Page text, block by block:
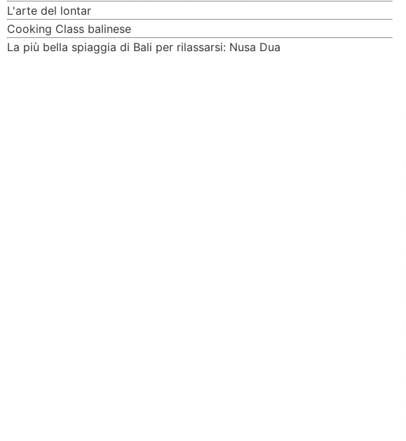
L'arte del lontar
Cooking Class balinese
La più bella spiaggia di Bali per rilassarsi: Nusa Dua